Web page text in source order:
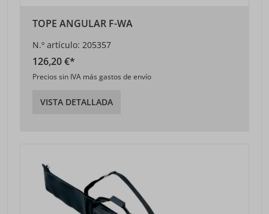
TOPE ANGULAR F-WA
N.º artículo: 205357
126,20 €*
Precios sin IVA más gastos de envío
VISTA DETALLADA